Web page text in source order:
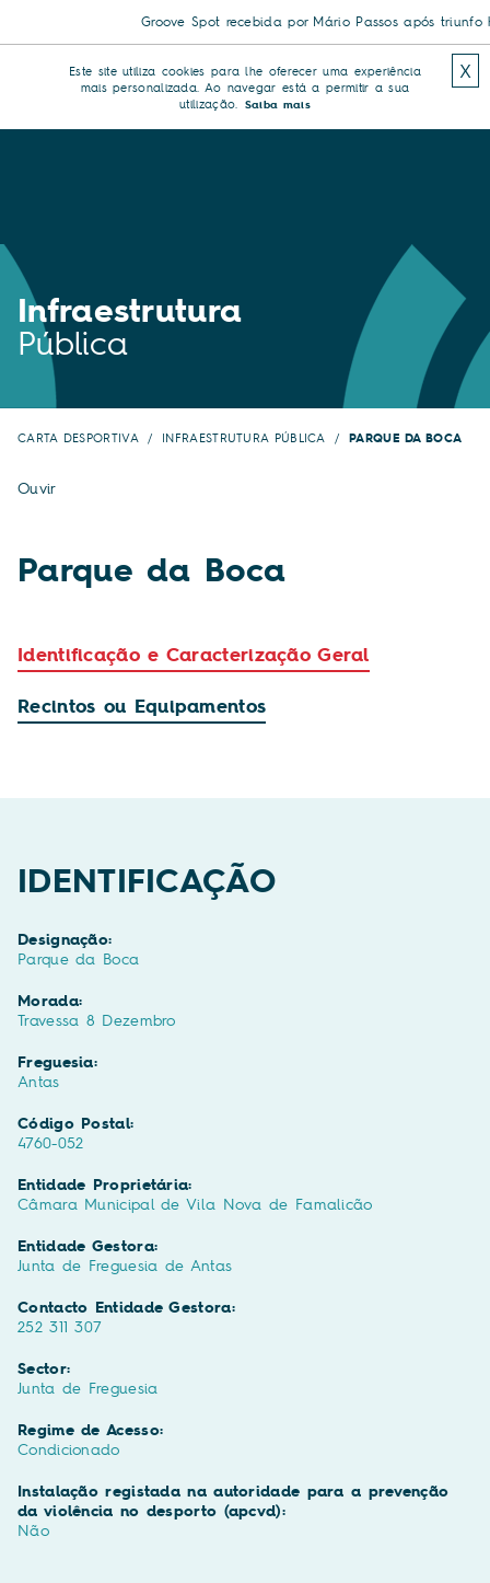
Groove Spot recebida por Mário Passos após triunfo
Este site utiliza cookies para lhe oferecer uma experiência
mais personalizada. Ao navegar está a permitir a sua
utilização. Saiba mais
X
Infraestrutura
Pública
CARTA DESPORTIVA INFRAESTRUTURA PÚBLICA PARQUE DA BOCA
Ouvir
Parque da Boca
Identificação e Caracterização Geral
Recintos ou Equipamentos
IDENTIFICAÇÃO
Designação:
Parque da Boca
Morada:
Travessa 8 Dezembro
Freguesia:
Antas
Código Postal:
4760-052
Entidade Proprietária:
Câmara Municipal de Vila Nova de Famalicão
Entidade Gestora:
Junta de Freguesia de Antas
Contacto Entidade Gestora:
252 311 307
Sector:
Junta de Freguesia
Regime de Acesso:
Condicionado
Instalação registada na autoridade para a prevenção
da violência no desporto (apcvd):
Não